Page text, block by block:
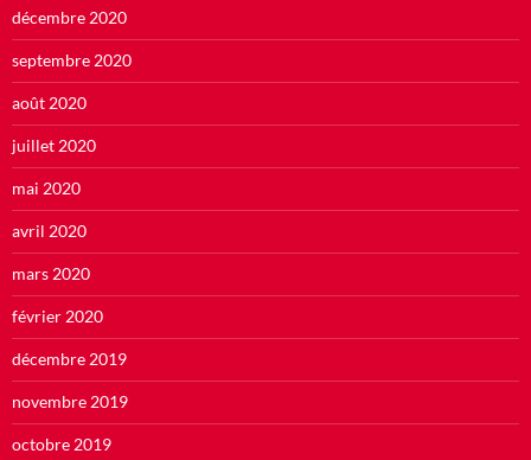
décembre 2020
septembre 2020
août 2020
juillet 2020
mai 2020
avril 2020
mars 2020
février 2020
décembre 2019
novembre 2019
octobre 2019